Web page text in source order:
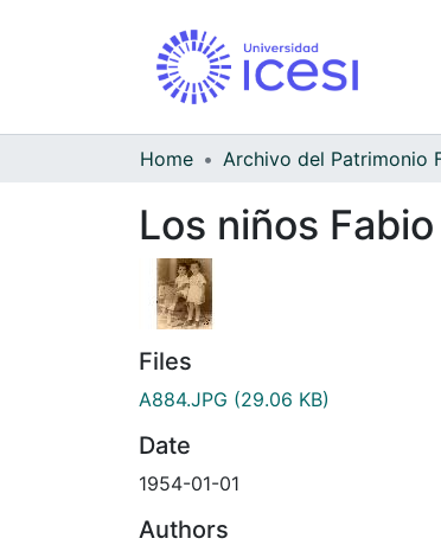
Home
Los niños
Files
A884.JPG (29.06 KB)
Date
1954-01-01
Authors